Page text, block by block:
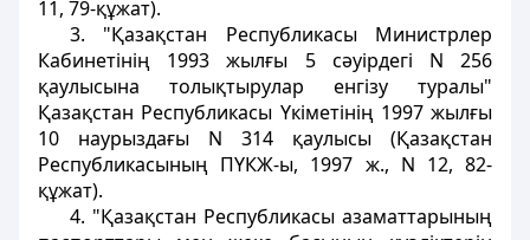
11, 79-құжат).
3. "Қазақстан Республикасы Министрлер
Кабинетінің 1993 жылғы 5 сәуірдегі N 256
қаулысына толықтырулар енгізу туралы"
Қазақстан Республикасы Үкіметінің 1997 жылғы
10 наурыздағы N 314 қаулысы (Қазақстан
Республикасының ПҮКЖ-ы, 1997 ж., N 12, 82-
құжат).
4. "Қазақстан Республикасы азаматтарының